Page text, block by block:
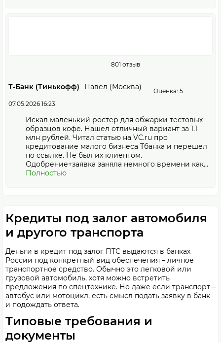
801 отзыв
Т-Банк (Тинькофф) -Павел (Москва)
Оценка: 5
07.05.2026 16:23
Искал маленький ростер для обжарки тестовых
образцов кофе. Нашел отличный вариант за 1.1
млн рублей. Читал статью на VC.ru про
кредитование малого бизнеса Тбанка и перешел
по ссылке. Не был их клиентом.
Одобрение+заявка заняла немного времени как...
Полностью
Кредиты под залог автомобиля
и другого транспорта
Деньги в кредит под залог ПТС выдаются в банках
России под конкретный вид обеспечения – личное
транспортное средство. Обычно это легковой или
грузовой автомобиль, хотя можно встретить
предложения по спецтехнике. Но даже если транспорт –
автобус или мотоцикл, есть смысл подать заявку в банк
и подождать ответа.
Типовые требования и
документы